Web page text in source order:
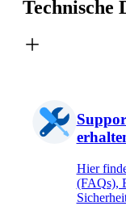
Technische
Hier
(FAQs),